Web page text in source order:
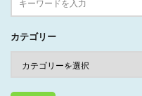
カテゴリー